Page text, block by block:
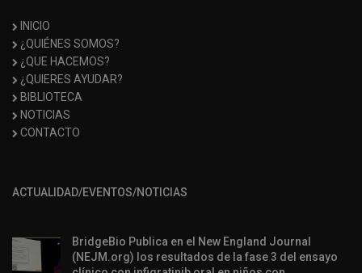
INICIO
¿QUIÉNES SOMOS?
¿QUE HACEMOS?
¿QUIERES AYUDAR?
BIBLIOTECA
NOTICIAS
CONTACTO
ACTUALIDAD/EVENTOS/NOTICIAS
BridgeBio Publica en el New England Journal
(NEJM.org) los resultados de la fase 3 del ensayo